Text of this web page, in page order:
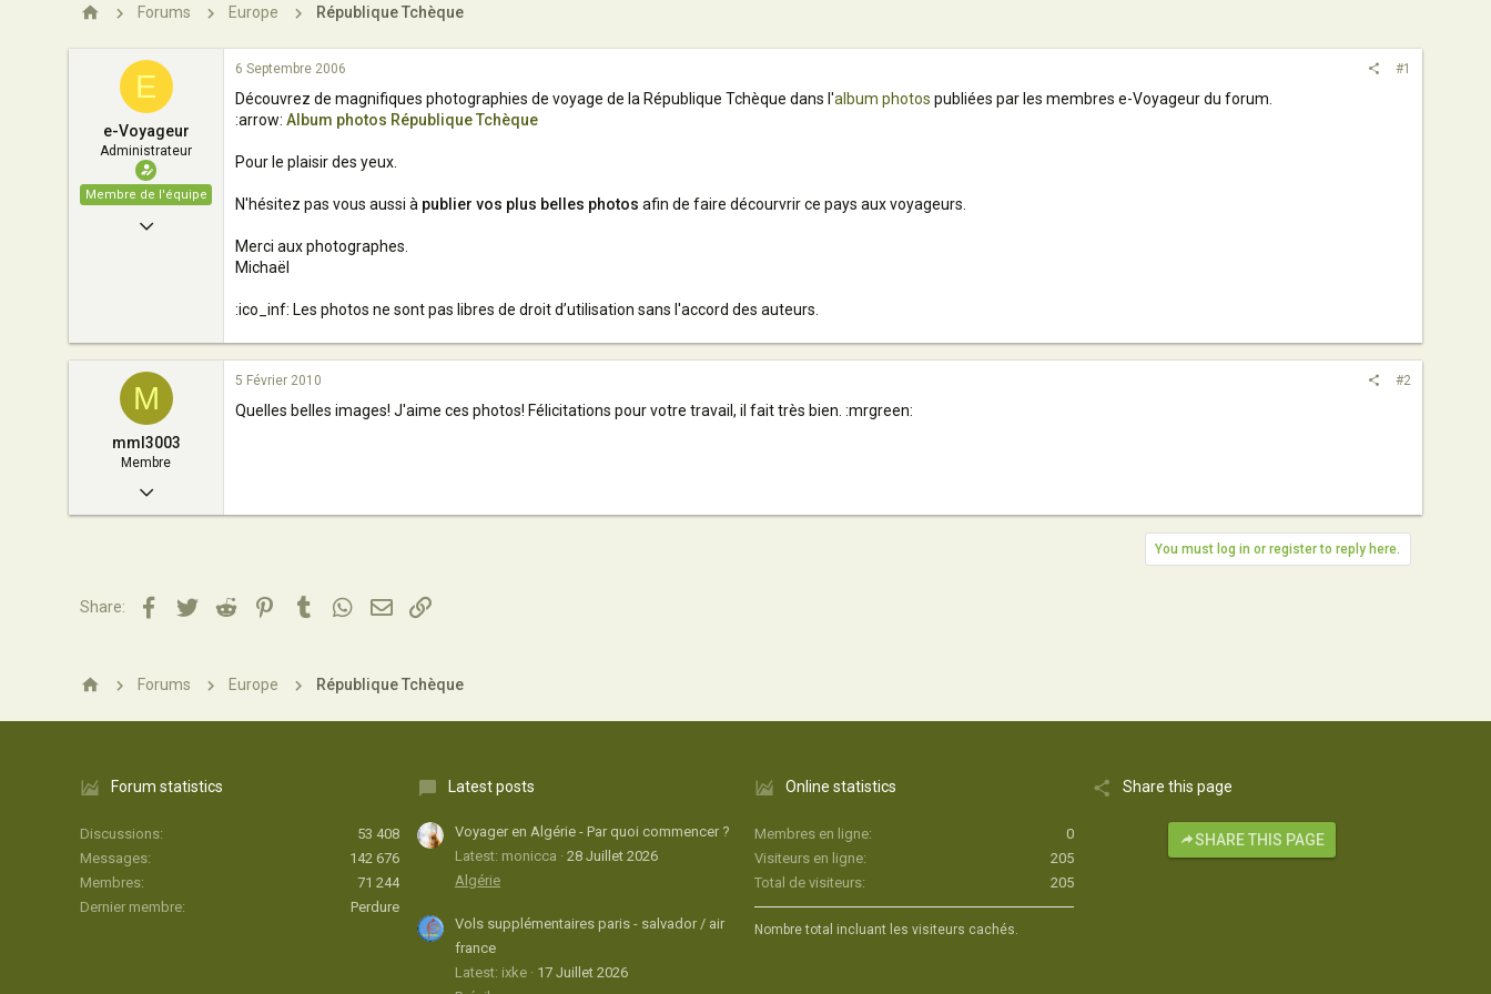
n
Forums Europe République Tchèque
E
e-Voyageur
Administrateur
Membre de l'équipe
29 Mai 2004
6 Septembre 2006 #1
Découvrez de magnifiques photographies de voyage de la République Tchèque dans l'album photos publiées par les membres e-Voyageur du forum.
:arrow: Album photos République Tchèque
Pour le plaisir des yeux.
N'hésitez pas vous aussi à publier vos plus belles photos afin de faire décourvrir ce pays aux voyageurs.
Merci aux photographes.
Michaël
:ico_inf: Les photos ne sont pas libres de droit d’utilisation sans l'accord des auteurs.
M
mml3003
Membre
14 Janvier 2010
23
Paris
5 Février 2010 #2
Quelles belles images! J'aime ces photos! Félicitations pour votre travail, il fait très bien. :mrgreen:
You must log in or register to reply here.
Share: Facebook
TwitterReddit PinterestTumblrWhatsApp
EmailLien
Forums Europe République Tchèque
Forum statistics
Discussions
53 408
Messages
142 676
Membres
71 244
Dernier membre
Perdure
Latest posts
Voyager en Algérie - Par quoi commencer ?
Latest: monicca
28 Juillet 2026
Algérie
Vols supplémentaires paris - salvador / air
france
Latest: ixke
17 Juillet 2026
Online statistics
Membres en ligne
0
Visiteurs en ligne
205
Total de visiteurs
205
Nombre total incluant les visiteurs cachés.
Share this page
SHARE THIS PAGE